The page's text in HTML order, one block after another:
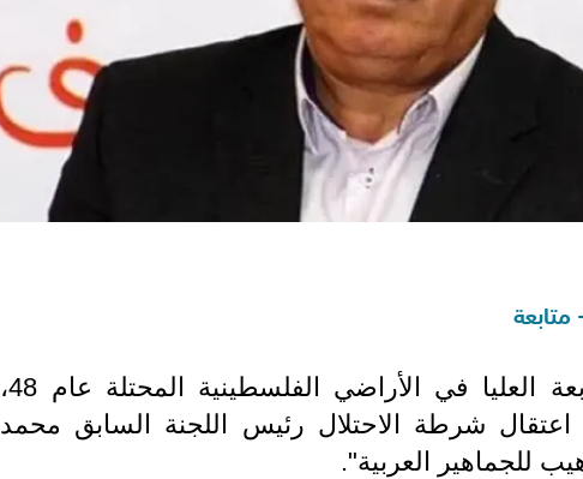
متابعة
أكّدت لجنة المتابعة العليا في الأراضي الفلسطينية المحتلة عام 48،
أنّ اعتقال شرطة الاحتلال رئيس اللجنة السابق محمد
للجماهير العربية".